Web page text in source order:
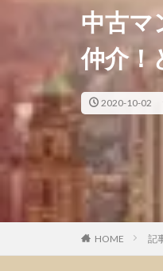
中古マ
仲介！
2020-10-02
HOME 記